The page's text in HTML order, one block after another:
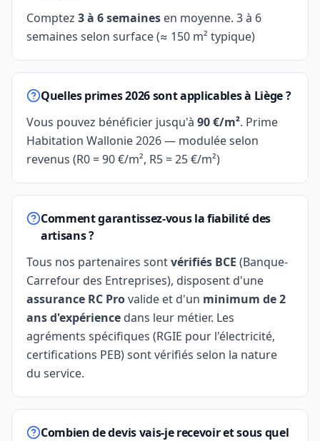
Comptez 3 à 6 semaines en moyenne. 3 à 6
semaines selon surface (≈ 150 m² typique)
Quelles primes 2026 sont applicables à Liège ?
Vous pouvez bénéficier jusqu'à 90 €/m². Prime
Habitation Wallonie 2026 — modulée selon
revenus (R0 = 90 €/m², R5 = 25 €/m²)
Comment garantissez-vous la fiabilité des
artisans ?
Tous nos partenaires sontvérifiés BCE (Banque-
Carrefour des Entreprises), disposent d'une
assurance RC Provalide et d'un minimum de 2
ans d'expérience dans leur métier. Les
agréments spécifiques (RGIE pour l'électricité,
certifications PEB) sont vérifiés selon la nature
du service.
Combien de devis vais-je recevoir et sous quel